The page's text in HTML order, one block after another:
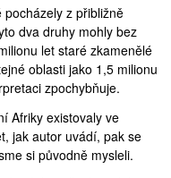
z přibližně
dva druhy mohly bez
let staré zkamenělé
oblasti jako 1,5 milionu
zpochybňuje.
Afriky existovaly ve
jak autor uvádí, pak se
si původně mysleli.